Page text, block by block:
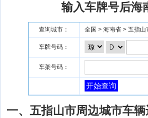
输入车牌号后海
查询城市： 全国 > 海南省 > 五指山
车牌号码：
车架号码：
开始查询
一、五指山市周边城市车